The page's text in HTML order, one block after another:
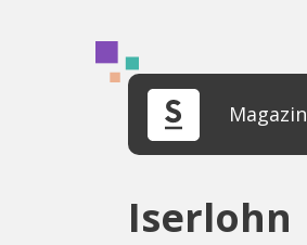
Magazin
Iserlohn